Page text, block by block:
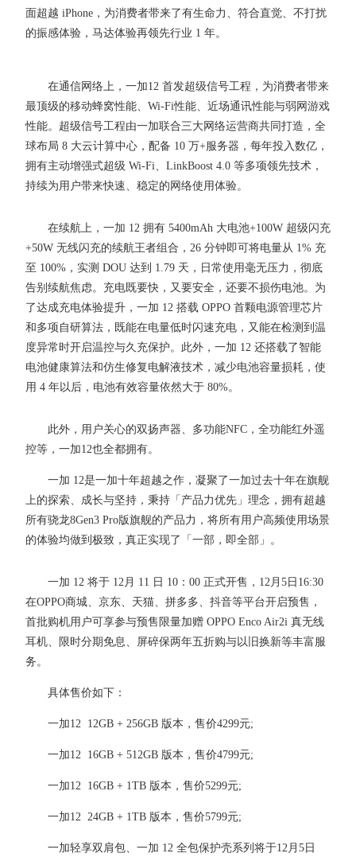
面超越 iPhone，为消费者带来了有生命力、符合直觉、不打扰
的振感体验，马达体验再领先行业 1 年。
在通信网络上，一加12 首发超级信号工程，为消费者带来
最顶级的移动蜂窝性能、Wi-Fi性能、近场通讯性能与弱网游戏
性能。超级信号工程由一加联合三大网络运营商共同打造，全
球布局 8 大云计算中心，配备 10 万+服务器，每年投入数亿，
拥有主动增强式超级 Wi-Fi、LinkBoost 4.0 等多项领先技术，
持续为用户带来快速、稳定的网络使用体验。
在续航上，一加 12 拥有 5400mAh 大电池+100W 超级闪充
+50W 无线闪充的续航王者组合，26 分钟即可将电量从 1% 充
至 100%，实测 DOU 达到 1.79 天，日常使用毫无压力，彻底
告别续航焦虑。充电既要快，又要安全，还要不损伤电池。为
了达成充电体验提升，一加 12 搭载 OPPO 首颗电源管理芯片
和多项自研算法，既能在电量低时闪速充电，又能在检测到温
度异常时开启温控与久充保护。此外，一加 12 还搭载了智能
电池健康算法和仿生修复电解液技术，减少电池容量损耗，使
用 4 年以后，电池有效容量依然大于 80%。
此外，用户关心的双扬声器、多功能NFC，全功能红外遥
控等，一加12也全都拥有。
一加 12是一加十年超越之作，凝聚了一加过去十年在旗舰
上的探索、成长与坚持，秉持「产品力优先」理念，拥有超越
所有骁龙8Gen3 Pro版旗舰的产品力，将所有用户高频使用场景
的体验均做到极致，真正实现了「一部，即全部」。
一加 12 将于 12月 11 日 10：00 正式开售，12月5日16:30
在OPPO商城、京东、天猫、拼多多、抖音等平台开启预售，
首批购机用户可享参与预售限量加赠 OPPO Enco Air2i 真无线
耳机、限时分期免息、屏碎保两年五折购与以旧换新等丰富服
务。
具体售价如下：
一加12 12GB + 256GB 版本，售价4299元;
一加12 16GB + 512GB 版本，售价4799元;
一加12 16GB + 1TB 版本，售价5299元;
一加12 24GB + 1TB 版本，售价5799元;
一加轻享双肩包、一加 12 全包保护壳系列将于12月5日